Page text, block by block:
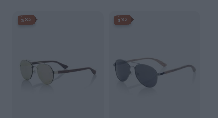
-3X2%
3X2 -3X2%
3X2